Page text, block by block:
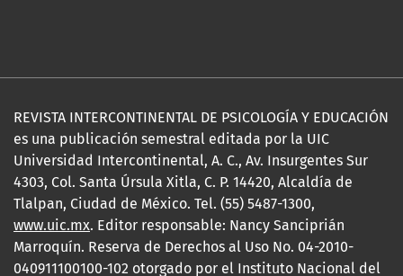
REVISTA INTERCONTINENTAL DE PSICOLOGÍA Y EDUCACIÓN
es una publicación semestral editada por la UIC
Universidad Intercontinental, A. C., Av. Insurgentes Sur
4303, Col. Santa Úrsula Xitla, C. P. 14420, Alcaldía de
Tlalpan, Ciudad de México. Tel. (55) 5487-1300,
www.uic.mx. Editor responsable: Nancy Sanciprián
Marroquín. Reserva de Derechos al Uso No. 04-2010-
040911100100-102 otorgado por el Instituto Nacional del